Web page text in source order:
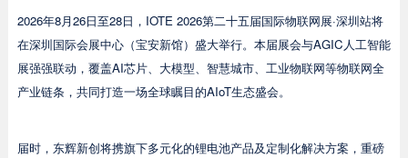
2026年8月26日至28日，IOTE 2026第二十五届国际物联网展·深圳站将
在深圳国际会展中心（宝安新馆）盛大举行。本届展会与AGIC人工智能
展强强联动，覆盖AI芯片、大模型、智慧城市、工业物联网等物联网全
产业链条，共同打造一场全球瞩目的AIoT生态盛会。
届时，东辉新创将携旗下多元化的锂电池产品及定制化解决方案，重磅